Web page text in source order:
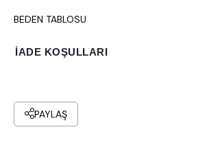
BEDEN TABLOSU
İADE KOŞULLARI
PAYLAŞ